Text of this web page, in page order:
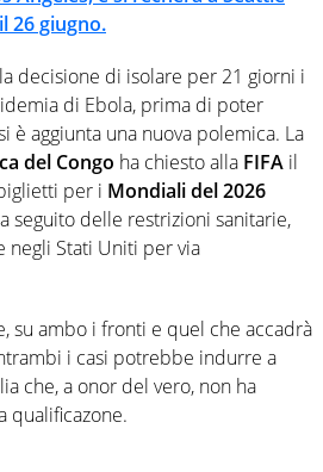
il 26 giugno.
decisione di isolare per 21 giorni i
di Ebola, prima di poter
è aggiunta una nuova polemica. La
del Congo ha chiesto alla FIFA il
per i Mondiali del 2026
seguito delle restrizioni sanitarie,
negli Stati Uniti per via
su ambo i fronti e quel che accadrà
i casi potrebbe indurre a
che, a onor del vero, non ha
qualificazone.